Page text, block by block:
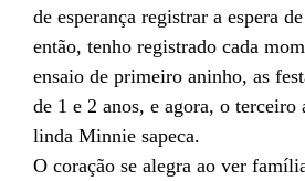
de esperança registrar a espera
então, tenho registrado cada
ensaio de primeiro aninho, as
de 1 e 2 anos, e agora, o terceiro
linda Minnie sapeca.
O coração se alegra ao ver